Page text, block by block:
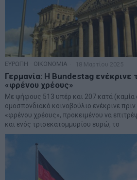
ΕΥΡΩΠΗ ΟΙΚΟΝΟΜΙΑ 18 Μαρτίου 2025
Γερμανία: Η Bundestag ενέκρινε
«φρένου χρέους»
Με ψήφους 513 υπέρ και 207 κατά (καμία
ομοσπονδιακό κοινοβούλιο ενέκρινε
«φρένου χρέους», προκειμένου να
και ενός τρισεκατομμυρίου ευρώ, το